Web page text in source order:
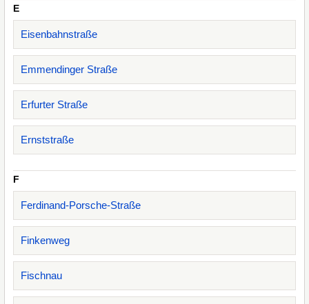
E
Eisenbahnstraße
Emmendinger Straße
Erfurter Straße
Ernststraße
F
Ferdinand-Porsche-Straße
Finkenweg
Fischnau